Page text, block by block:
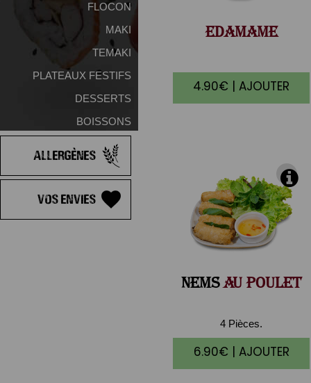
FLOCON
MAKI
TEMAKI
PLATEAUX FESTIFS
DESSERTS
BOISSONS
Allergènes
Vos Envies
EDAMAME
4.90€ | AJOUTER
NEMSAU POULET
4 Pièces.
6.90€ | AJOUTER